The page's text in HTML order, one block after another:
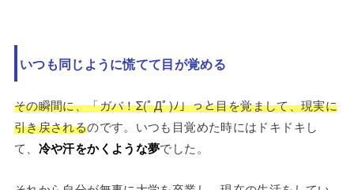
いつも同じように慌てて目が覚める
その瞬間に、「ガバ！Σ(ﾟДﾟ)ﾉ」っと目を覚まして、現実に
引き戻されるのです。いつも目覚めた時にはドキドキし
て、 冷や汗をかくような夢でした。